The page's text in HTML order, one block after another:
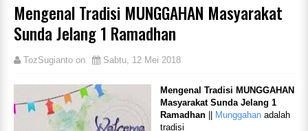
Mengenal Tradisi MUNGGAHAN Masyarakat
Sunda Jelang 1 Ramadhan
TozSugianto on Sabtu, 12 Mei 2018
Mengenal Tradisi MUNGGAHAN
Masyarakat Sunda Jelang 1
Ramadhan
Munggahan adalah
tradisi